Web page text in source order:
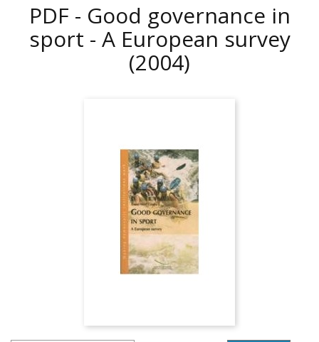
PDF - Good governance in
sport - A European survey
(2004)